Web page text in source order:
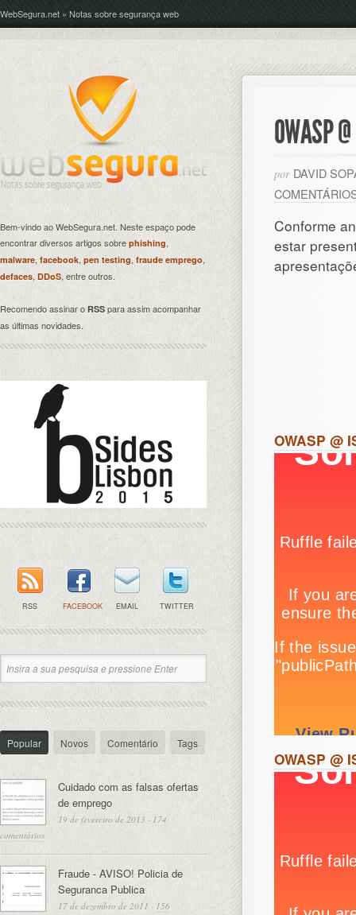
WebSegura.net » Notas sobre segurança web
OWASP
por DAVID
Conforme
estar
OWASP @
OWASP @
Bem-vindo ao WebSegura.net. Neste espaço pode
encontrar diversos artigos sobre phishing,
malware, facebook, pen testing fraude emprego,
defaces, DDoS, entre outros.
Recomendo assinar o RSS para assim acompanhar
as últimas novidades.
RSS FACEBOOK EMAIL TWITTER
Popular Novos Comentário Tags
Cuidado com as falsas ofertas
de emprego
19 de fevereiro de 2013 · 174
comentários
Fraude - AVISO! Policia de
Seguranca Publica
17 de dezembro de 2011 · 156